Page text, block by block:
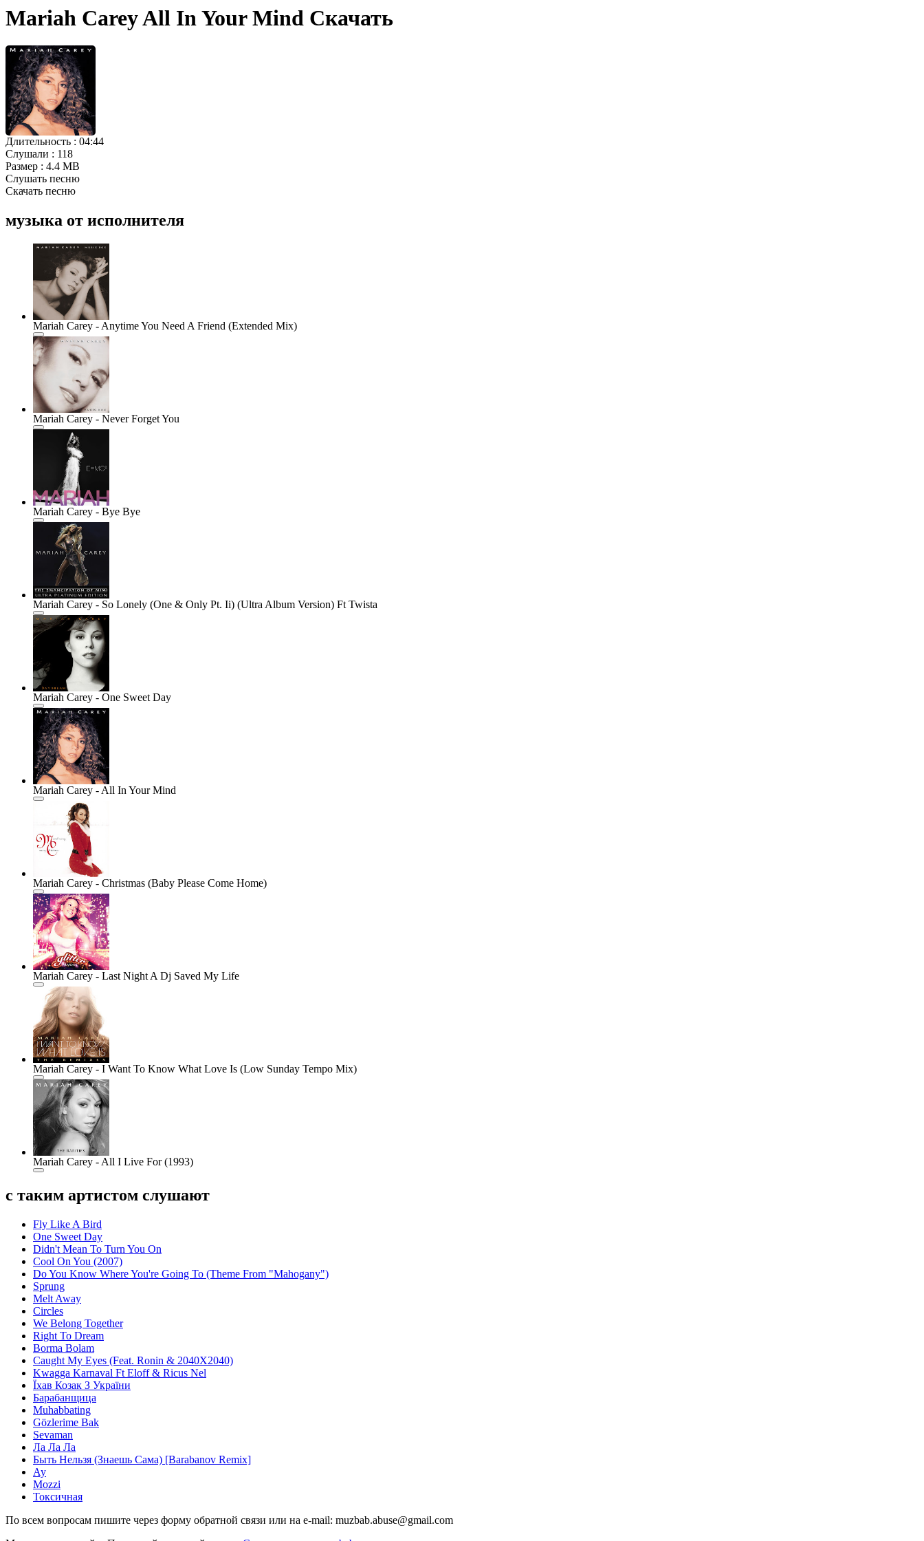
Mariah Carey All In Your Mind Скачать
Длительность : 04:44
Слушали : 118
Размер : 4.4 MB
Слушать песню
Скачать песню
музыка от исполнителя
Mariah Carey - Anytime You Need A Friend (Extended Mix)
Mariah Carey - Never Forget You
Mariah Carey - Bye Bye
Mariah Carey - So Lonely (One & Only Pt. Ii) (Ultra Album Version) Ft Twista
Mariah Carey - One Sweet Day
Mariah Carey - All In Your Mind
Mariah Carey - Christmas (Baby Please Come Home)
Mariah Carey - Last Night A Dj Saved My Life
Mariah Carey - I Want To Know What Love Is (Low Sunday Tempo Mix)
Mariah Carey - All I Live For (1993)
с таким артистом слушают
Fly Like A Bird
One Sweet Day
Didn't Mean To Turn You On
Cool On You (2007)
Do You Know Where You're Going To (Theme From "Mahogany")
Sprung
Melt Away
Circles
We Belong Together
Right To Dream
Borma Bolam
Caught My Eyes (Feat. Ronin & 2040X2040)
Kwagga Karnaval Ft Eloff & Ricus Nel
Їхав Козак З України
Барабанщица
Muhabbating
Gözlerime Bak
Sevaman
Ла Ла Ла
Быть Нельзя (Знаешь Сама) [Barabanov Remix]
Ау
Mozzi
Токсичная
По всем вопросам пишите через форму обратной связи или на e-mail: muzbab.abuse@gmail.com